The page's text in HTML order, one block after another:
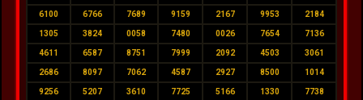
6100 6766 7689 9159 2167 9953 2184
1305 3824 0058 7480 0026 7654 7136
4611 6587 8751 7999 2092 4503 3061
2686 8097 7062 4587 2927 8500 1014
9256 5207 3610 7725 5166 1330 7738